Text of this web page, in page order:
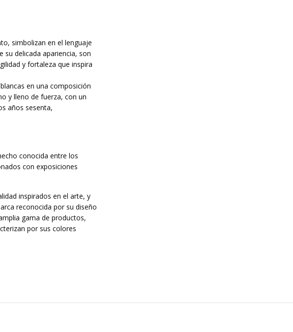
simbolizan en el lenguaje
su delicada apariencia, son
y fortaleza que inspira
en una composición
y lleno de fuerza, con un
años sesenta,
conocida entre los
con exposiciones
inspirados en el arte, y
reconocida por su diseño
gama de productos,
por sus colores